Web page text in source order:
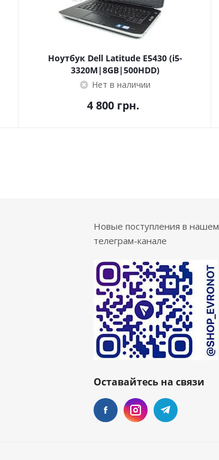
Ноутбук Dell Latitude E5430 (i5-
3320M|8GB|500HDD)
Нет в наличии
4 800грн.
Новые поступления в нашем
телеграм-канале
Оставайтесь на связи